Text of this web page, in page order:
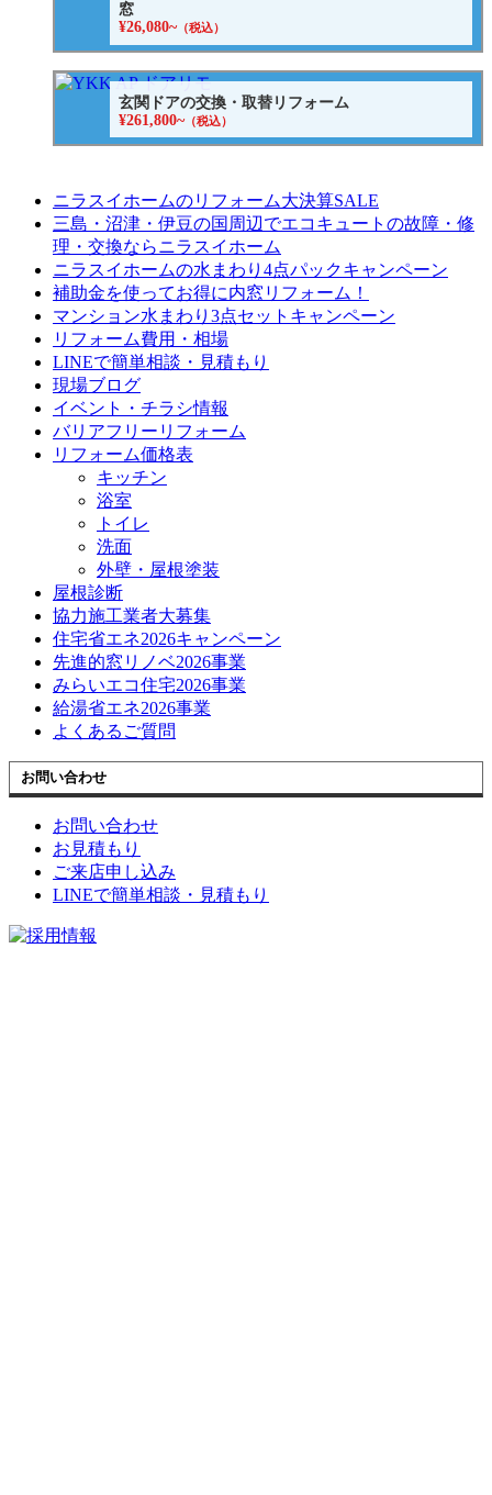
窓
¥26,080~（税込）
玄関ドアの交換・取替リフォーム
¥261,800~（税込）
ニラスイホームのリフォーム大決算SALE
三島・沼津・伊豆の国周辺でエコキュートの故障・修
理・交換ならニラスイホーム
ニラスイホームの水まわり4点パックキャンペーン
補助金を使ってお得に内窓リフォーム！
マンション水まわり3点セットキャンペーン
リフォーム費用・相場
LINEで簡単相談・見積もり
現場ブログ
イベント・チラシ情報
バリアフリーリフォーム
リフォーム価格表
キッチン
浴室
トイレ
洗面
外壁・屋根塗装
屋根診断
協力施工業者大募集
住宅省エネ2026キャンペーン
先進的窓リノベ2026事業
みらいエコ住宅2026事業
給湯省エネ2026事業
よくあるご質問
お問い合わせ
お問い合わせ
お見積もり
ご来店申し込み
LINEで簡単相談・見積もり